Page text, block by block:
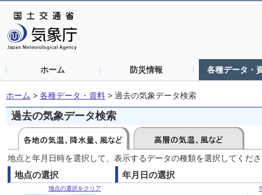
ホーム 防災情報 各種データ・
ホーム > 各種データ・資料 > 過去の気象データ検索
過去の気象データ検索
地点と年月日時を選択して、表示するデータの種類を選択してくだ
地点の選択
地点の選択をクリア
年月日の選択